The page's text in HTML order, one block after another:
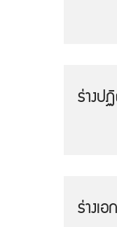
ร่างป
ร่างเ